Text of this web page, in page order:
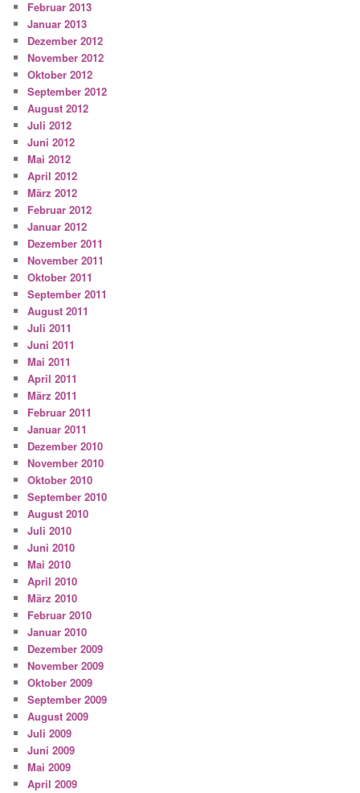
Februar 2013
Januar 2013
Dezember 2012
November 2012
Oktober 2012
September 2012
August 2012
Juli 2012
Juni 2012
Mai 2012
April 2012
März 2012
Februar 2012
Januar 2012
Dezember 2011
November 2011
Oktober 2011
September 2011
August 2011
Juli 2011
Juni 2011
Mai 2011
April 2011
März 2011
Februar 2011
Januar 2011
Dezember 2010
November 2010
Oktober 2010
September 2010
August 2010
Juli 2010
Juni 2010
Mai 2010
April 2010
März 2010
Februar 2010
Januar 2010
Dezember 2009
November 2009
Oktober 2009
September 2009
August 2009
Juli 2009
Juni 2009
Mai 2009
April 2009